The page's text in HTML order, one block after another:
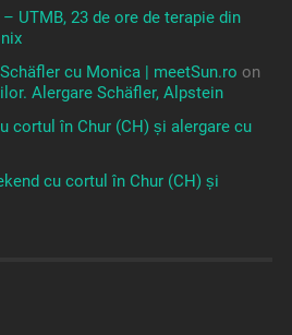
– UTMB, 23 de ore de terapie din
cu Monica | meetSun.ro on
Alergare Schäfler, Alpstein
cortul în Chur (CH) și alergare cu
cu cortul în Chur (CH) și